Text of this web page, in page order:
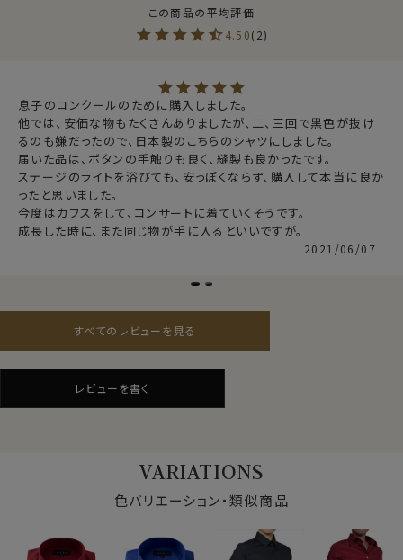
問い合わせくださいませ】
●ユニフォームについての詳細はこちら
https://www.ozie.co.jp/uniform/
同生地、同色でレディースシャツもご用意しております。
（商品番号：6271R）
数量が多い場合は、数か月ほどお時間を頂戴することが
ございます。
ユニフォームページよりご相談くださいませ。
～お取り扱い注意点～
濃色については白物と一緒に洗わず、洗濯後積み重ねな
どで放置することなく、すぐに干してください。
変色を防ぐため、漂白剤入りの洗剤は使用しないで下さ
綿55％・ポリエステル45％
ブロード
衿型
レギュラーカラー
キーパー
縫込み式
表前立て
ポケット
あり
アジャストボタン
コンバーチブルカフス
前2.8cm 後4.0cm
スタイル
レギュラーフィット
4.50 2
2021/06/07
息子のコンクールのために購入しました。
他では、安価な物もたくさんありましたが、二、三回で黒色が抜け
るのも嫌だったので、日本製のこちらのシャツにしました。
届いた品は、ボタンの手触りも良く、縫製も良かったです。
ステージのライトを浴びても、安っぽくならず、購入して本当に良か
ったと思いました。
今度はカフスをして、コンサートに着ていくそうです。
成長した時に、また同じ物が手に入るといいですが。
すべてのレビューを見る
レビューを書く
VARIATIONS
色バリエーション・類似商品